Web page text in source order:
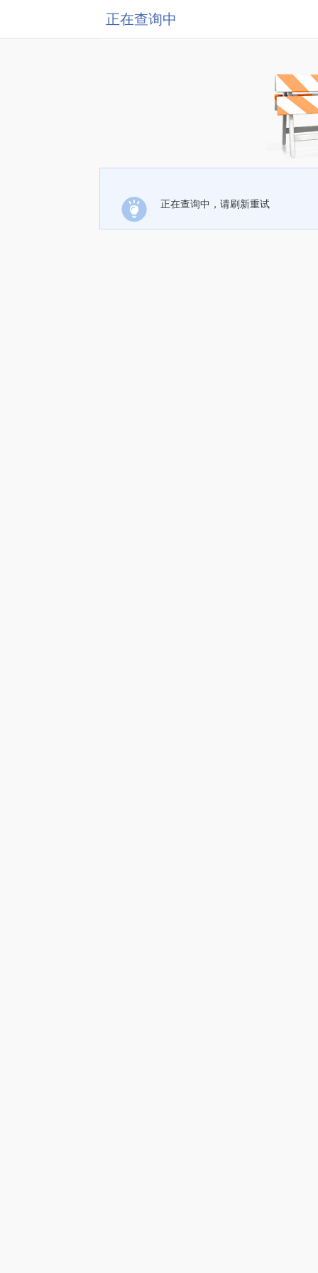
正在查询中
正在查询中，请刷新重试